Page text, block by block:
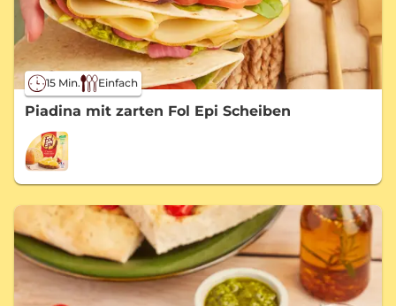
15 Min. Einfach
Piadina mit zarten Fol Epi Scheiben